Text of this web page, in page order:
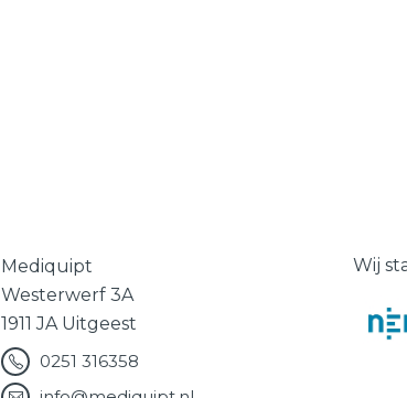
Mediquipt
Westerwerf 3A
1911 JA Uitgeest
0251 316358
Wij